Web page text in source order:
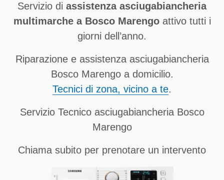
Servizio di assistenza asciugabiancheria
multimarche a Bosco Marengoattivo tutti i
giorni dell’anno.
Riparazione e assistenza asciugabiancheria
Bosco Marengo a domicilio.
Tecnici di zona, vicino a te.
Servizio Tecnico asciugabiancheria Bosco
Marengo
Chiama subito per prenotare un intervento